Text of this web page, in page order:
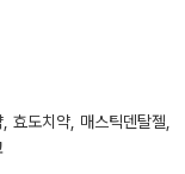
효도치약, 매스틱덴탈젤,